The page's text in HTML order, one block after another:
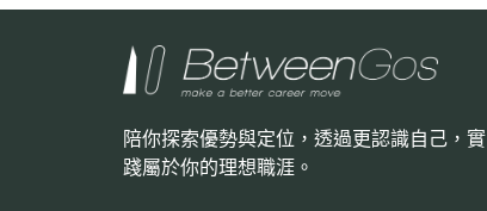
陪你探索優勢與定位，透過更認識自己，實
踐屬於你的理想職涯。